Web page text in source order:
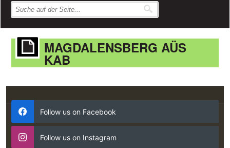
MAGDALENSBERG AÜS
KAB
Follow us on Facebook
Follow us on Instagram